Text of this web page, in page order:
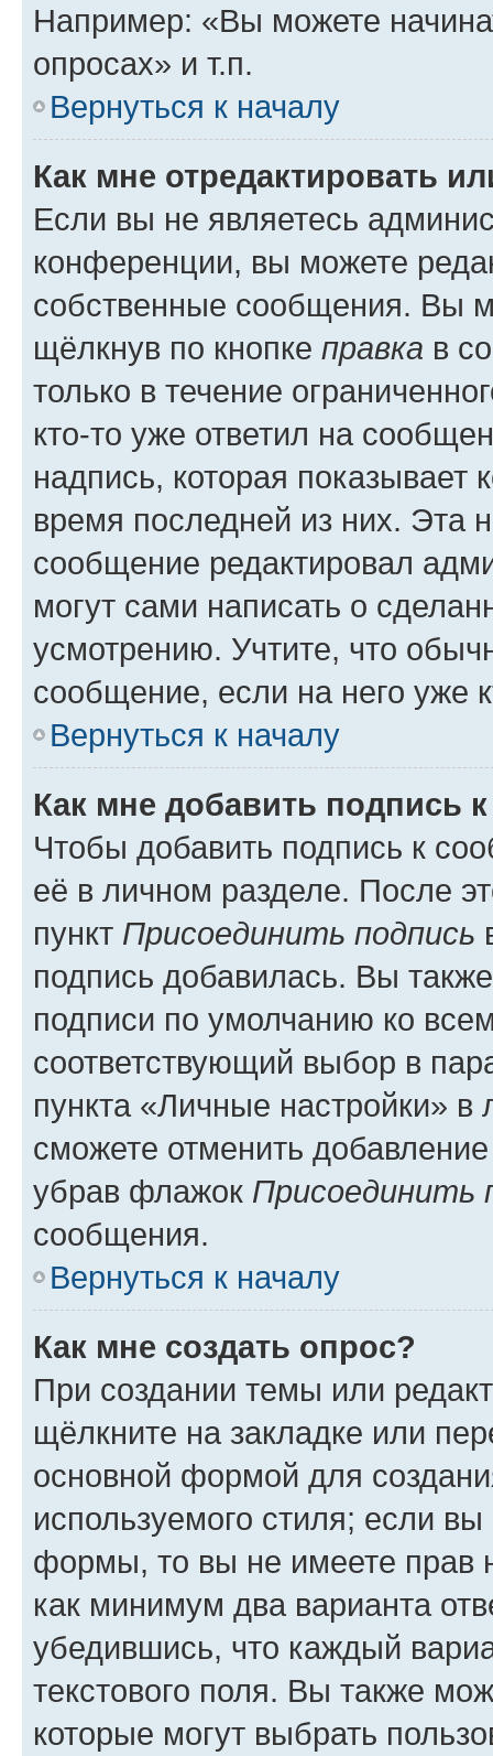
Например: «Вы можете
опросах» и т.п.
Вернуться к началу
Как мне отредактировать
Если вы не являетесь
конференции, вы можете
собственные сообщения. Вы
щёлкнув по кнопке правка в
только в течение
кто-то уже ответил на
надпись, которая показывает
время последней из них. Эта
сообщение редактировал
могут сами написать о
усмотрению. Учтите, что
сообщение, если на него уже
Вернуться к началу
Как мне добавить подпись
Чтобы добавить подпись к
её в личном разделе. После
пункт Присоединить подпись
подпись добавилась. Вы
подписи по умолчанию ко
соответствующий выбор в
пункта «Личные настройки»
сможете отменить
убрав флажок Присоединить
сообщения.
Вернуться к началу
Как мне создать опрос?
При создании темы или
щёлкните на закладке или
основной формой для
используемого стиля; если
формы, то вы не имеете прав
как минимум два варианта
убедившись, что каждый
текстового поля. Вы также
которые могут выбрать